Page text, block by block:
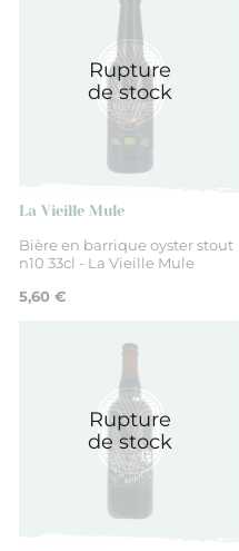
Rupture
de stock
La Vieille Mule
Bière en barrique oyster stout
n10 33cl - La Vieille Mule
5,60 €
Rupture
de stock